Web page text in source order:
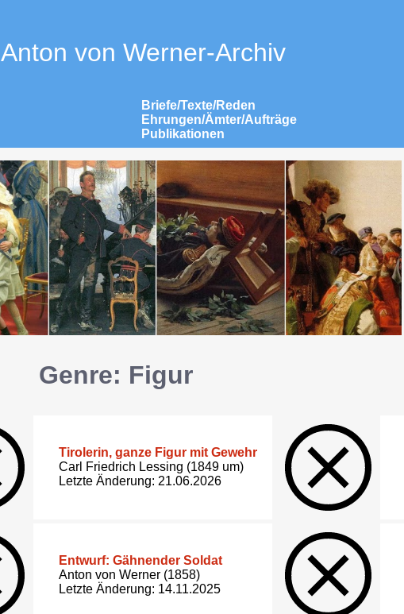
Anton von Werner-Archiv
Briefe/Texte/Reden
Ehrungen/Ämter/Aufträge
Publikationen
Genre: Figur
Tirolerin, ganze Figur mit Gewehr
Carl Friedrich Lessing (1849 um)
Letzte Änderung: 21.06.2026
Entwurf: Gähnender Soldat
Anton von Werner (1858)
Letzte Änderung: 14.11.2025